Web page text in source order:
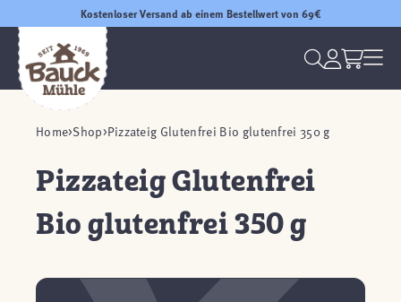
Kostenloser Versand ab einem Bestellwert von 69€
Home Shop Pizzateig Glutenfrei Bio glutenfrei 350 g
Pizzateig Glutenfrei
Bio glutenfrei 350 g